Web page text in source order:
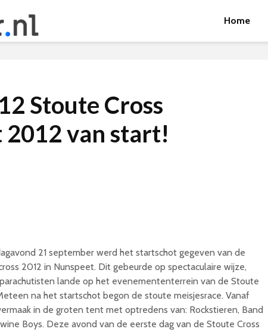
Home
Stoute Cross
2012 van start!
21 september werd het startschot gegeven van de
2012 in Nunspeet. Dit gebeurde op spectaculaire wijze,
lande op het evenemententerrein van de Stoute
na het startschot begon de stoute meisjesrace. Vanaf
in de groten tent met optredens van: Rockstieren, Band
Boys. Deze avond van de eerste dag van de Stoute Cross